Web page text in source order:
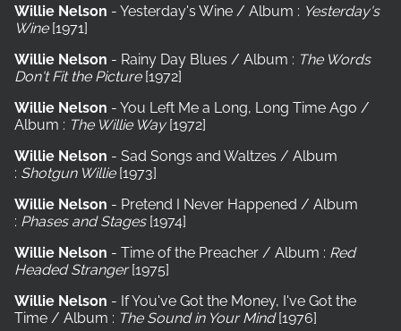
Willie Nelson - Yesterday's Wine / Album : Yesterday's
Wine [1971]
Willie Nelson - Rainy Day Blues / Album : The Words
Don't Fit the Picture [1972]
Willie Nelson - You Left Me a Long, Long Time Ago /
Album : The Willie Way [1972]
Willie Nelson - Sad Songs and Waltzes / Album
: Shotgun Willie[1973]
Willie Nelson - Pretend I Never Happened / Album
: Phases and Stages [1974]
Willie Nelson - Time of the Preacher / Album : Red
Headed Stranger [1975]
Willie Nelson - If You've Got the Money, I've Got the
Time / Album : The Sound in Your Mind [1976]